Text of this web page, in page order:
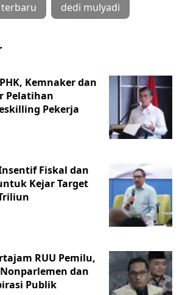
dedi mulyadi
Kemnaker dan
Pelatihan
Pekerja
Fiskal dan
Kejar Target
RUU Pemilu,
dan
Publik